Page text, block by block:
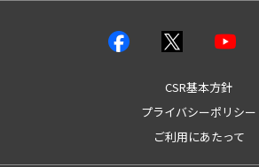
CSR基本方針
プライバシーポリシー
ご利用にあたって